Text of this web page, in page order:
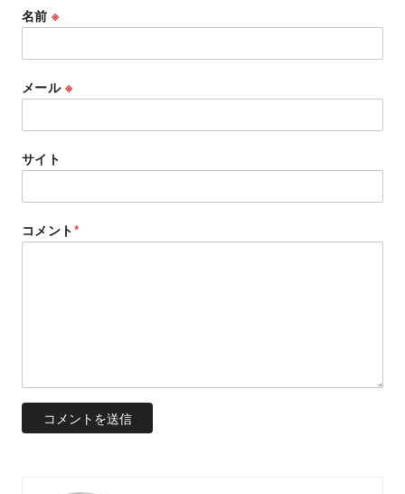
名前※
メール ※
サイト
コメント*